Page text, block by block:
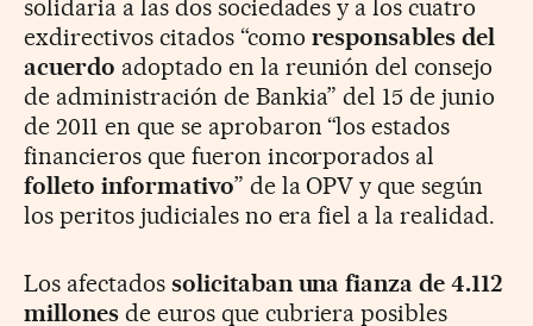
solidaria a las dos sociedades y a los cuatro
exdirectivos citados “como responsables del
acuerdo adoptado en la reunión del consejo
de administración de Bankia” del 15 de junio
de 2011 en que se aprobaron “los estados
financieros que fueron incorporados al
folleto informativo” de la OPV y que según
los peritos judiciales no era fiel a la realidad.
Los afectados solicitaban una fianza de 4.112
millonesde euros que cubriera posibles